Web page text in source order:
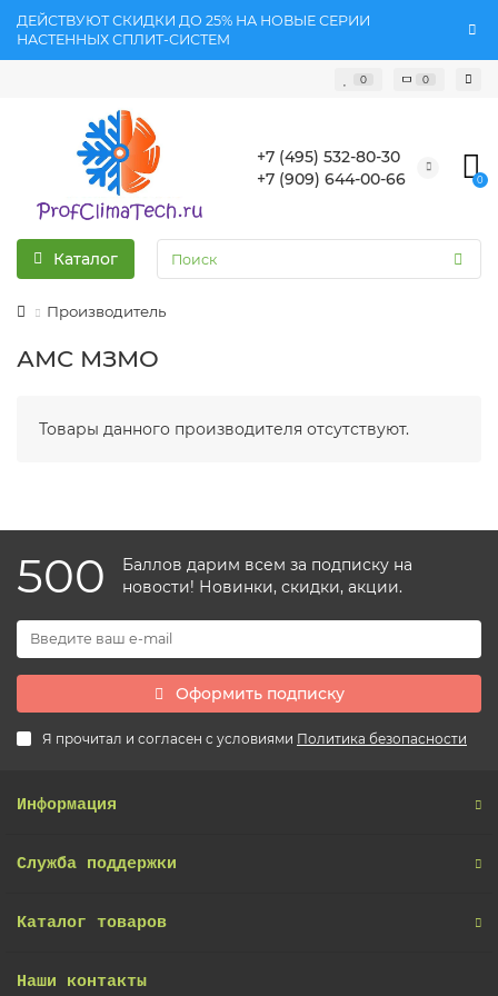
ДЕЙСТВУЮТ СКИДКИ ДО 25% НА НОВЫЕ СЕРИИ
НАСТЕННЫХ СПЛИТ-СИСТЕМ
0 0
+7 (495) 532-80-30
+7 (909) 644-00-66
0
Каталог
Производитель
АМС МЗМО
Товары данного производителя отсутствуют.
500
Баллов дарим всем за подписку на
новости! Новинки, скидки, акции.
Оформить подписку
Я прочитал и согласен с условиями Политика безопасности
Информация
Служба поддержки
Каталог товаров
Наши контакты